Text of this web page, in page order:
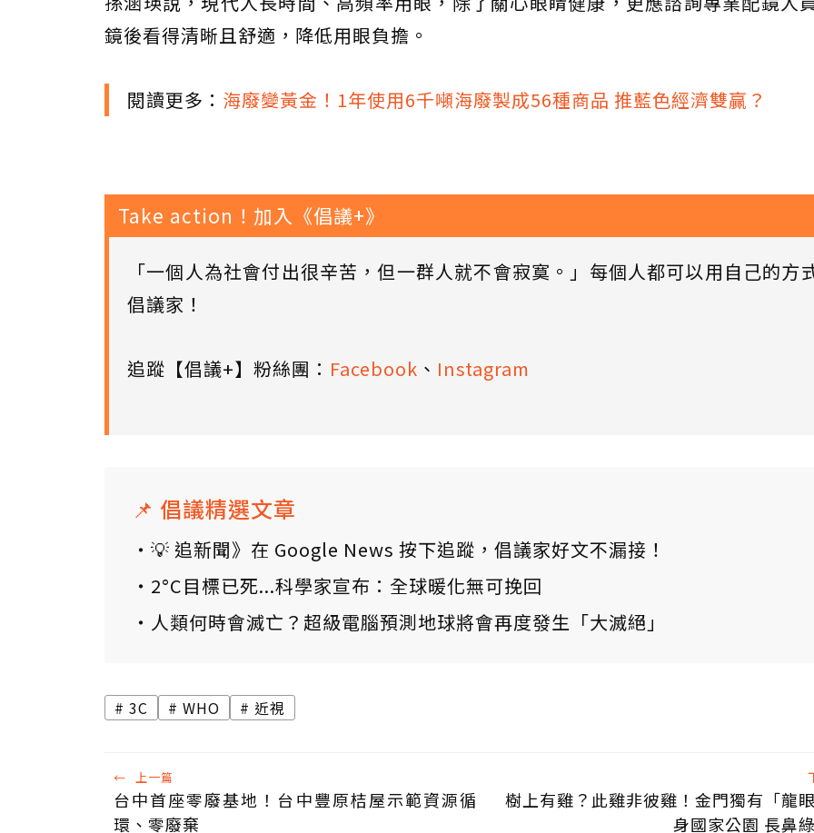
鏡後看得清晰且舒適，降低用眼負擔。
閱讀更多： 海廢變黃金！1年使用6千噸海廢製成56種商品 推藍色經濟雙贏？
Take action！加入《倡議+》
「一個人為社會付出很辛苦，但一群人就不會寂寞。」每個人都可以用自己的方
倡議家！
追蹤【倡議+】粉絲團： Facebook 、 Instagram
📌 倡議精選文章
💡 追新聞》在 Google News 按下追蹤，倡議家好文不漏接！
2°C目標已死...科學家宣布：全球暖化無可挽回
人類何時會滅亡？超級電腦預測地球將會再度發生「大滅絕」
3C WHO 近視
← 上一篇
台中首座零廢基地！台中豐原桔屋示範資源循
環、零廢棄
樹上有雞？此雞非彼雞！金門獨有「龍
身國家公園 長鼻